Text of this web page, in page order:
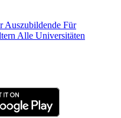
Auszubildende Für
Alle Universitäten